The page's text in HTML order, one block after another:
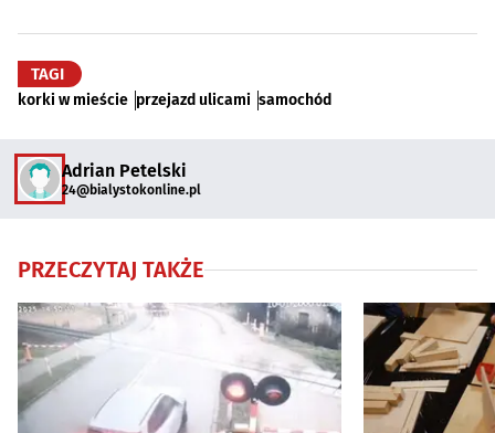
TAGI
korki w mieście przejazd ulicami samochód
Adrian Petelski
24@bialystokonline.pl
PRZECZYTAJ TAKŻE